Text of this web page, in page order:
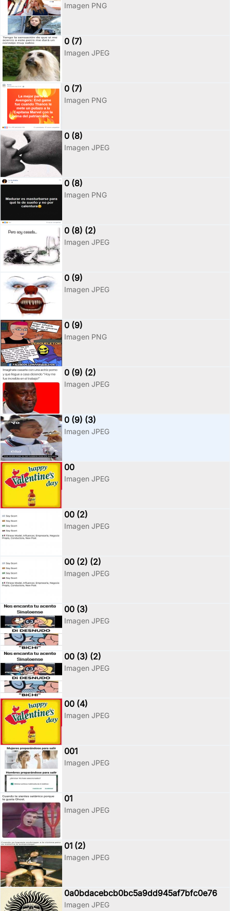
Imagen PNG
0 (7)
Imagen JPEG
0 (7)
Imagen PNG
0 (8)
Imagen JPEG
0 (8)
Imagen PNG
0 (8) (2)
Imagen JPEG
0 (9)
Imagen JPEG
0 (9)
Imagen PNG
0 (9) (2)
Imagen JPEG
0 (9) (3)
Imagen JPEG
00
Imagen JPEG
00 (2)
Imagen JPEG
00 (2) (2)
Imagen JPEG
00 (3)
Imagen JPEG
00 (3) (2)
Imagen JPEG
00 (4)
Imagen JPEG
001
Imagen JPEG
01
Imagen JPEG
01 (2)
Imagen JPEG
0a0bdacebcb0bc5a9dd945af7bfc0e76
Imagen JPEG